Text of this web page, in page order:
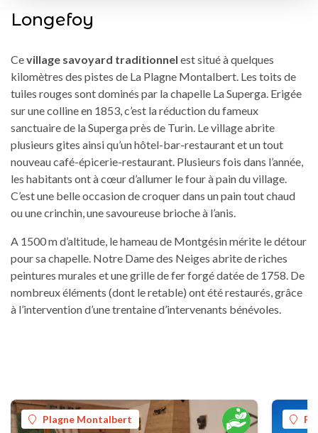
Longefoy
Cevillage savoyard traditionnel est situé à quelques
kilomètres des pistes de La Plagne Montalbert. Les toits de
tuiles rouges sont dominés par la chapelle La Superga. Erigée
sur une colline en 1853, c’est la réduction du fameux
sanctuaire de la Superga près de Turin. Le village abrite
plusieurs gites ainsi qu’un hôtel-bar-restaurant et un tout
nouveau café-épicerie-restaurant. Plusieurs fois dans l’année,
les habitants ont à cœur d’allumer le four à pain du village.
C’est une belle occasion de croquer dans un pain tout chaud
ou une crinchin, une savoureuse brioche à l’anis.
A 1500 m d’altitude, le hameau de Montgésin mérite le détour
pour sa chapelle. Notre Dame des Neiges abrite de riches
peintures murales et une grille de fer forgé datée de 1758. De
nombreux éléments (dont le retable) ont été restaurés, grâce
à l’intervention d’une trentaine d’intervenants bénévoles.
Plagne Montalbert